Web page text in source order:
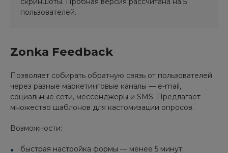
пользователей.
Zonka Feedback
Позволяет собирать обратную связь от пользователей
через разные маркетинговые каналы — e-mail,
социальные сети, мессенджеры и SMS. Предлагает
множество шаблонов для кастомизации опросов.
Возможности:
быстрая настройка формы — менее 5 минут;